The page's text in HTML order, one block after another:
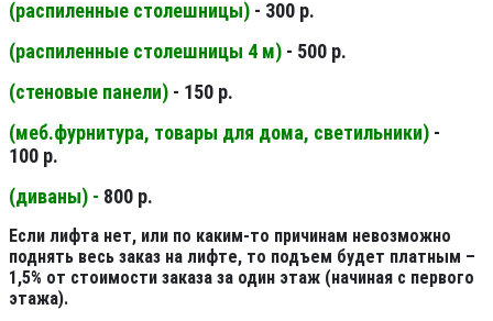
(распиленные столешницы) - 300 р.
(распиленные столешницы 4 м) - 500 р.
(стеновые панели) - 150 р.
(меб.фурнитура, товары для дома, светильники) -
100 р.
(диваны) - 800 р.
Если лифта нет, или по каким-то причинам невозможно
поднять весь заказ на лифте, то подъем будет платным –
1,5% от стоимости заказа за один этаж (начиная с первого
этажа).